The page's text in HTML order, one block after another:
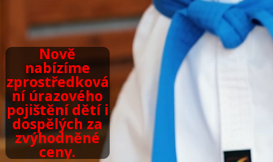
Nově
nabízíme
zprostředková
ní úrazového
pojištění dětí i
dospělých za
zvýhodněné
ceny.